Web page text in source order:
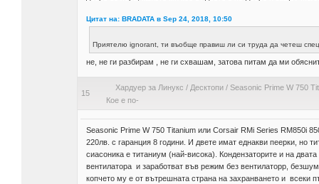
Цитат на: BRADATA в Sep 24, 2018, 10:50
Приятелю ignorant, ти въобще правиш ли си труда да четеш
не, не ги разбирам , не ги схвашам, затова питам да ми
15
Хардуер за Линукс / Десктопи/ Seasonic Prime W 750
Кое е по-
Seasonic Prime W 750 Titanium или Corsair RMi Series RM850i
220лв. с гаранция 8 години. И двете имат еднакви пеерки, но
сиасоника е титаниум (най-висока). Кондензаторите и на
вентилатора и заработват във режим без вентилаторр,
копчето му е от вътрешната страна на захранването и всеки